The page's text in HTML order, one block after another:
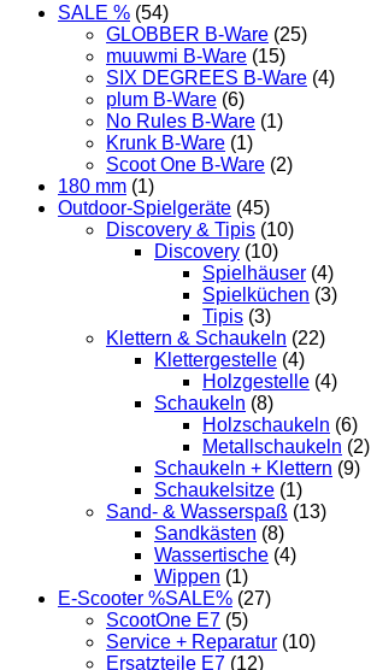
SALE % (54)
GLOBBER B-Ware (25)
muuwmi B-Ware (15)
SIX DEGREES B-Ware (4)
plum B-Ware (6)
No Rules B-Ware (1)
Krunk B-Ware (1)
Scoot One B-Ware (2)
180 mm (1)
Outdoor-Spielgeräte (45)
Discovery & Tipis (10)
Discovery (10)
Spielhäuser (4)
Spielküchen (3)
Tipis (3)
Klettern & Schaukeln (22)
Klettergestelle (4)
Holzgestelle (4)
Schaukeln (8)
Holzschaukeln (6)
Metallschaukeln (2)
Schaukeln + Klettern (9)
Schaukelsitze (1)
Sand- & Wasserspaß (13)
Sandkästen (8)
Wassertische (4)
Wippen (1)
E-Scooter %SALE% (27)
ScootOne E7 (5)
Service + Reparatur (10)
Ersatzteile E7 (12)